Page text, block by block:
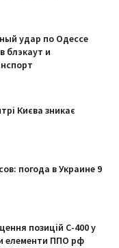
удар по Одессе
блэкаут и
Києва зникає
погода в Украине 9
позицій С-400 у
елементи ППО рф